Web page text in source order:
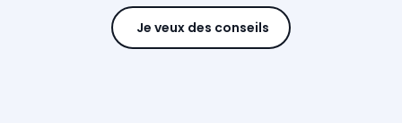
Je veux des conseils